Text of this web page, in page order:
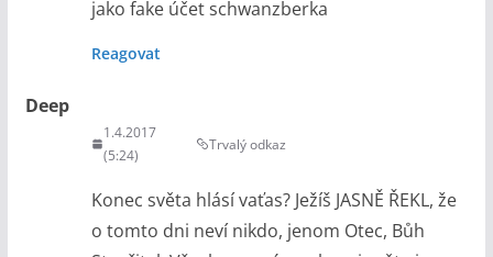
jako fake účet schwanzberka
Reagovat
Deep
1.4.2017
(5:24)
Trvalý odkaz
Konec světa hlásí vaťas? Ježíš JASNĚ ŘEKL, že
o tomto dni neví nikdo, jenom Otec, Bůh